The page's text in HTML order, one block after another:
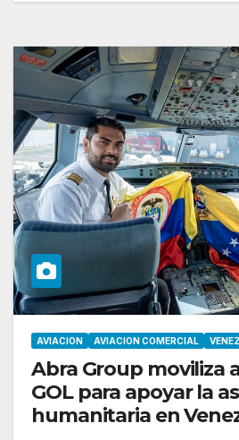
AVIACION AVIACION COMERCIAL
Abra Group moviliza
GOL para apoyar la
humanitaria en